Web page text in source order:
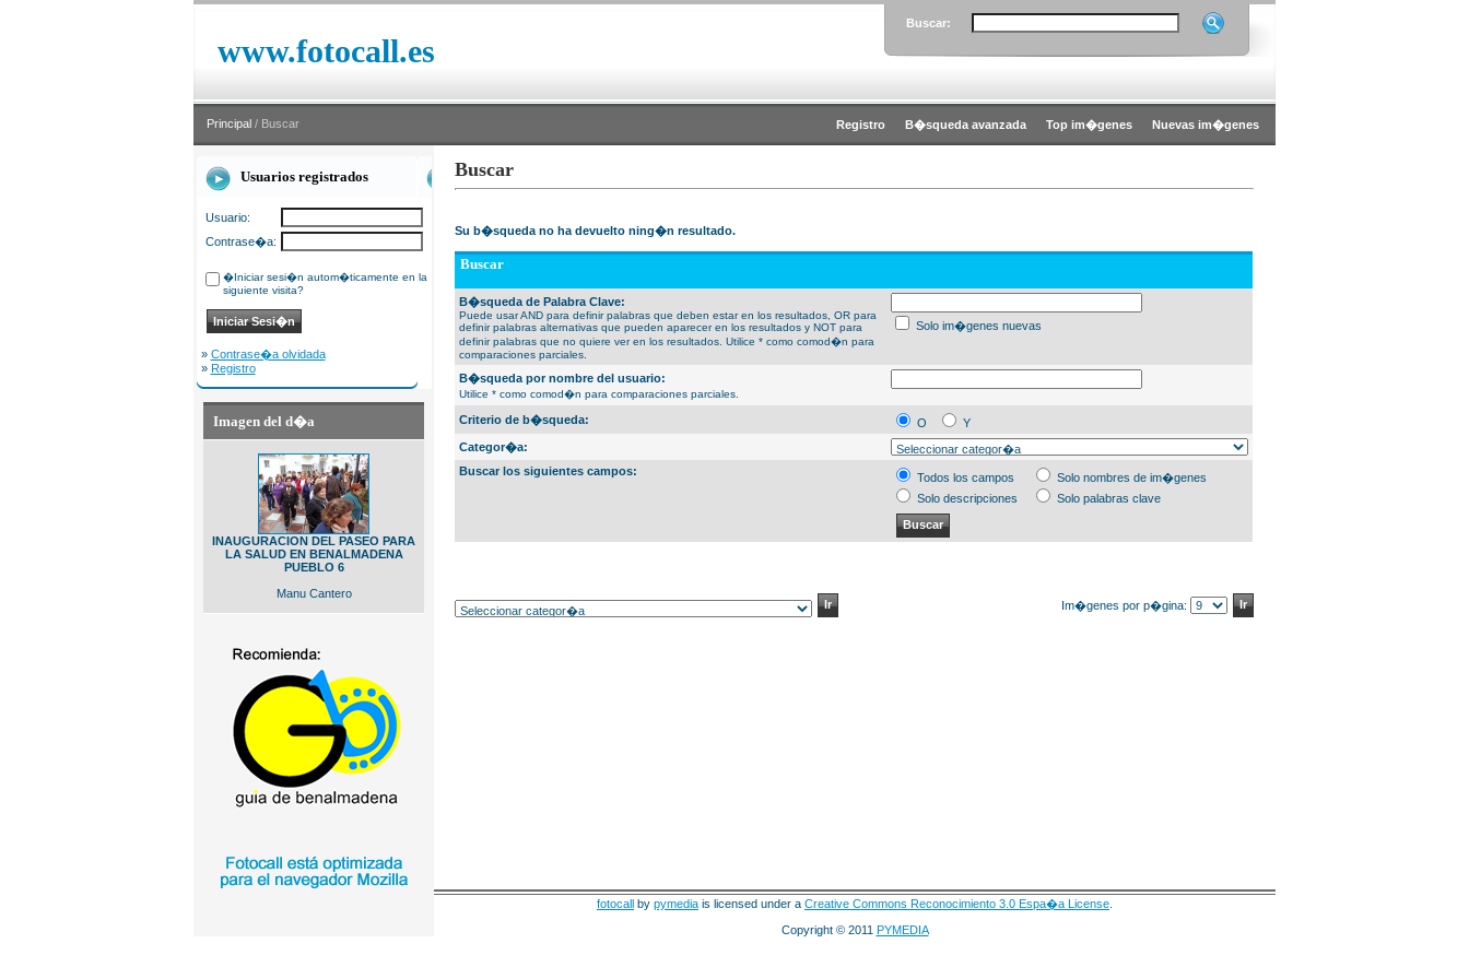
www.fotocall.es
Buscar:
Principal / Buscar Registro B�squeda avanzada Top im�genes Nuevas im�genes
Usuarios registrados
Usuario:
Contrase�a:
�Iniciar sesi�n autom�ticamente en la
siguiente visita?
» Contrase�a olvidada
» Registro
Imagen del d�a
INAUGURACION DEL PASEO PARA
LA SALUD EN BENALMADENA
PUEBLO 6
Manu Cantero
Buscar
Su b�squeda no ha devuelto ning�n resultado.
Buscar
B�squeda de Palabra Clave:
Puede usar AND para definir palabras que deben estar en los resultados, OR para
definir palabras alternativas que pueden aparecer en los resultados y NOT para
definir palabras que no quiere ver en los resultados. Utilice * como comod�n para
comparaciones parciales.
Solo im�genes nuevas
B�squeda por nombre del usuario:
Utilice * como comod�n para comparaciones parciales.
Criterio de b�squeda: O
Y
Categor�a:
Buscar los siguientes campos:
Todos los campos
Solo nombres de im�genes
Solo descripciones
Solo palabras clave
Im�genes por p�gina:
fotocall by pymedia is licensed under a Creative Commons Reconocimiento 3.0 Espa�a License
Copyright © 2011 PYMEDIA